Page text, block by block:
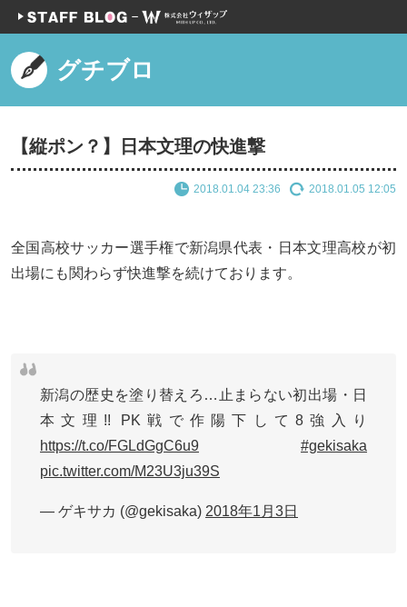
グチブロ
【縦ポン？】日本文理の快進撃
2018.01.04 23:36 2018.01.05 12:05
全国高校サッカー選手権で新潟県代表・日本文理高校が初
出場にも関わらず快進撃を続けております。
新潟の歴史を塗り替えろ…止まらない初出場・日
本文理!! PK戦で作陽下して8強入り
https://t.co/FGLdGgC6u9
#gekisaka
pic.twitter.com/M23U3ju39S
— ゲキサカ (@gekisaka) 2018年1月3日